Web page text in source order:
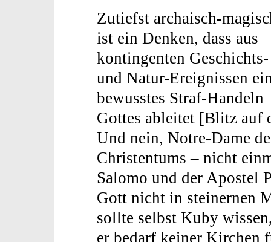
Zutiefst archaisch-
ist ein Denken, dass aus
kontingenten Geschichts-
und Natur-Ereignissen
bewusstes Straf-Handeln
Gottes ableitet [Blitz auf
Und nein, Notre-Dame
Christentums – nicht
Salomo und der Apostel
Gott nicht in steinernen
sollte selbst Kuby
er bedarf keiner Kirchen